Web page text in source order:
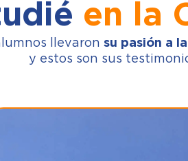
en la
llevaron su pasión a
y estos son sus